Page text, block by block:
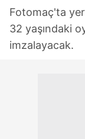
Fotomaç'ta
32 yaşındaki
imzalayacak.